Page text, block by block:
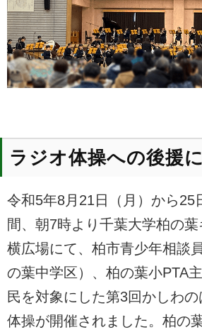
ラジオ体操への後援
令和5年8月21日（月）から25
間、朝7時より千葉大学柏の
横広場にて、柏市青少年相談
の葉中学区）、柏の葉小PTA
民を対象にした第3回かしわ
体操が開催されました。柏の